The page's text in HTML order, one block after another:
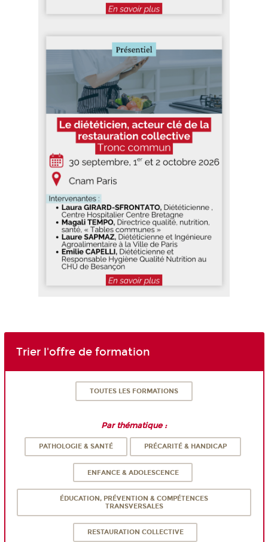
Trier l'offre de formation
TOUTES LES FORMATIONS
Par thématique :
PATHOLOGIE & SANTÉ PRÉCARITÉ & HANDICAP
ENFANCE & ADOLESCENCE
ÉDUCATION, PRÉVENTION & COMPÉTENCES
TRANSVERSALES
RESTAURATION COLLECTIVE